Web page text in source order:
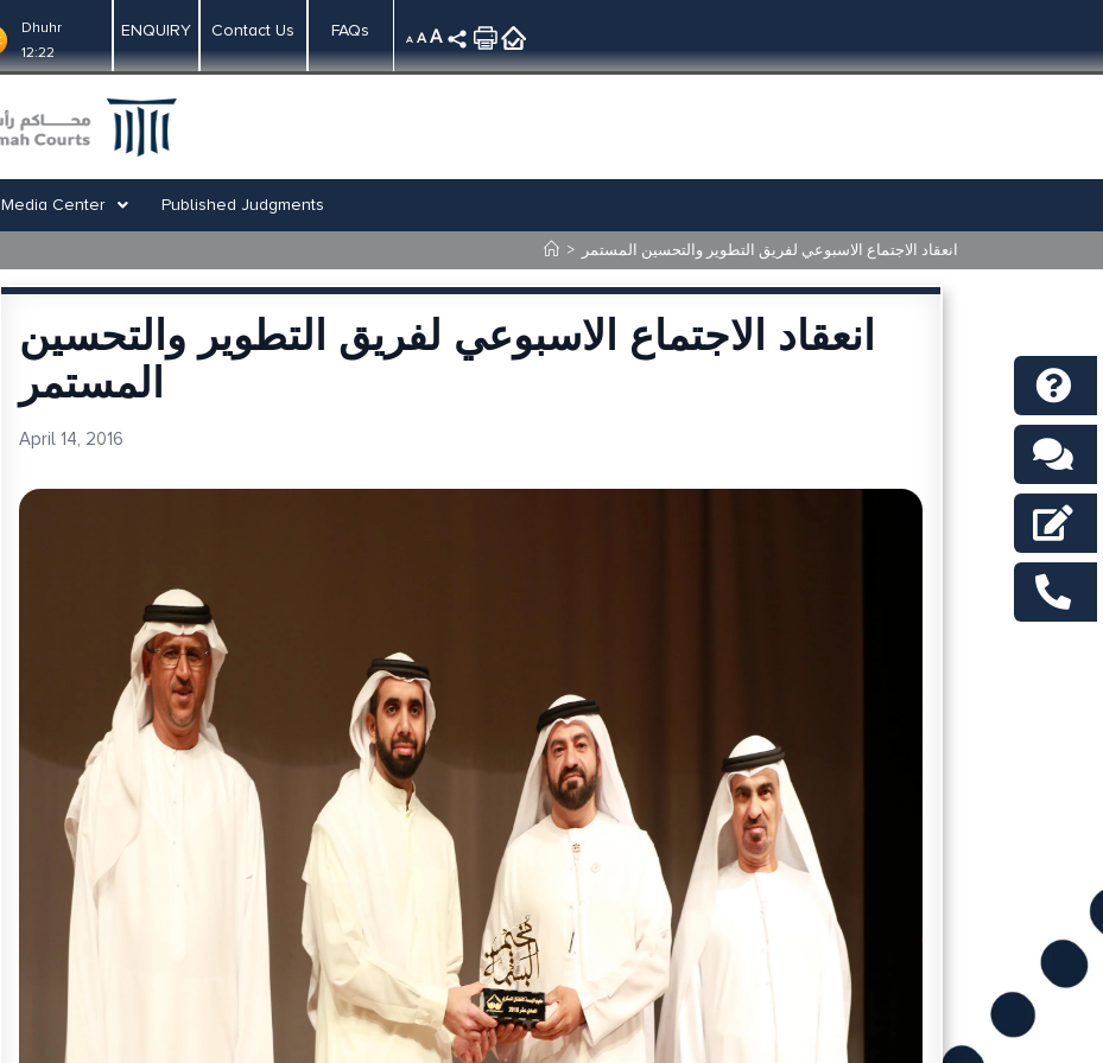
Dhuhr
12:22
ENQUIRY Contact Us FAQs A A A
Media Center Published Judgments
> انعقاد الاجتماع الاسبوعي لفريق التطوير والتحسين المستمر
انعقاد الاجتماع الاسبوعي لفريق التطوير والتحسين
المستمر
April 14, 2016